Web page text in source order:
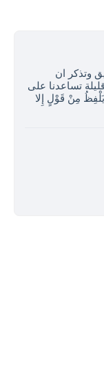
وتذكر ان
تساعدنا على
مِنْ قَوْلٍ إِلا